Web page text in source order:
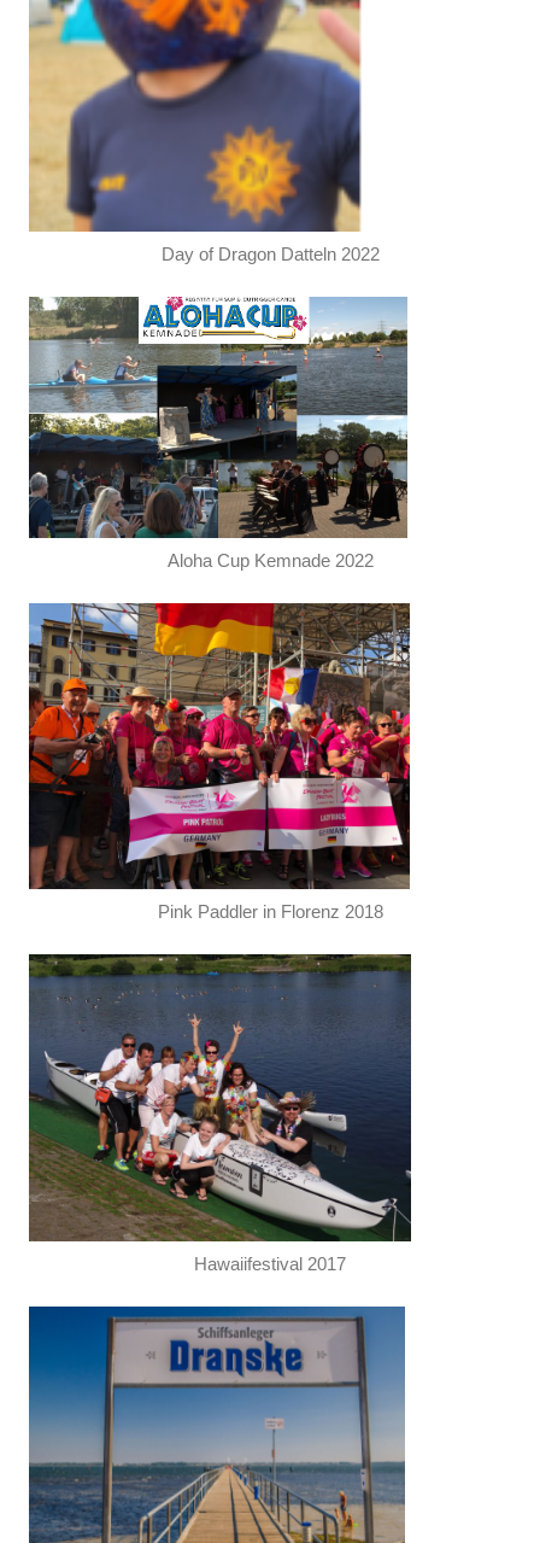
Day of Dragon Datteln 2022
Aloha Cup Kemnade 2022
Pink Paddler in Florenz 2018
Hawaiifestival 2017